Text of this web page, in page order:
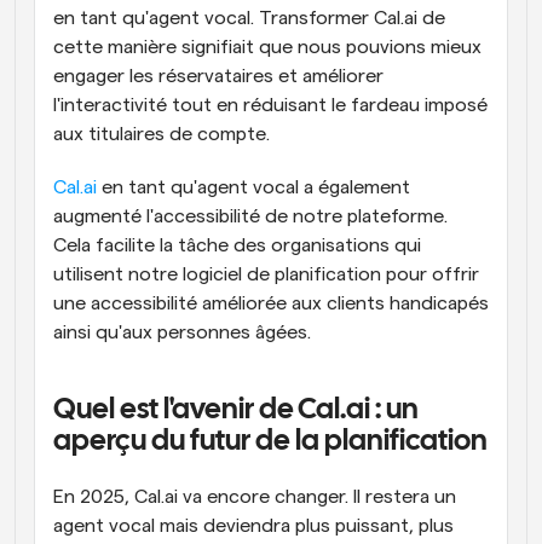
en tant qu'agent vocal. Transformer Cal.ai de
cette manière signifiait que nous pouvions mieux
engager les réservataires et améliorer
l'interactivité tout en réduisant le fardeau imposé
aux titulaires de compte.
Cal.ai en tant qu'agent vocal a également
augmenté l'accessibilité de notre plateforme.
Cela facilite la tâche des organisations qui
utilisent notre logiciel de planification pour offrir
une accessibilité améliorée aux clients handicapés
ainsi qu'aux personnes âgées.
Quel est l'avenir de Cal.ai : un
aperçu du futur de la planification
En 2025, Cal.ai va encore changer. Il restera un
agent vocal mais deviendra plus puissant, plus